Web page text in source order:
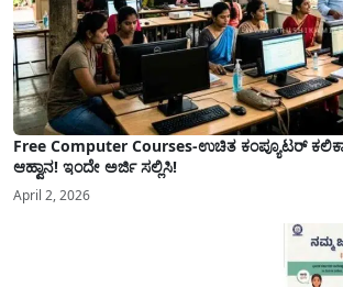
Free Computer Courses-ಉಚಿತ ಕಂಪ್ಯೂಟರ್
ಆಹ್ವಾನ! ಇಂದೇ ಅರ್ಜಿ ಸಲ್ಲಿಸಿ!
April 2, 2026